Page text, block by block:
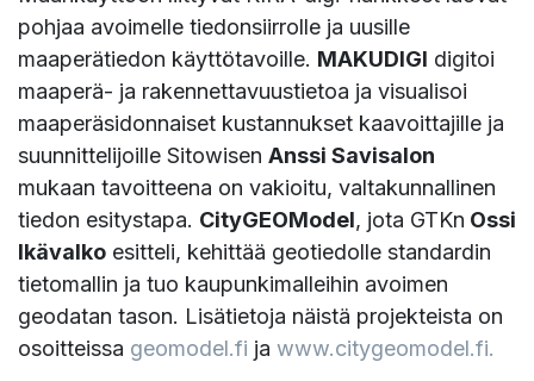
pohjaa avoimelle tiedonsiirrolle ja uusille
maaperätiedon käyttötavoille. MAKUDIGI digitoi
maaperä- ja rakennettavuustietoa ja visualisoi
maaperäsidonnaiset kustannukset kaavoittajille ja
suunnittelijoille Sitowisen Anssi Savisalon
mukaan tavoitteena on vakioitu, valtakunnallinen
tiedon esitystapa. CityGEOModel, jota GTKn Ossi
Ikävalko esitteli, kehittää geotiedolle standardin
tietomallin ja tuo kaupunkimalleihin avoimen
geodatan tason. Lisätietoja näistä projekteista on
osoitteissa geomodel.fi ja www.citygeomodel.fi.